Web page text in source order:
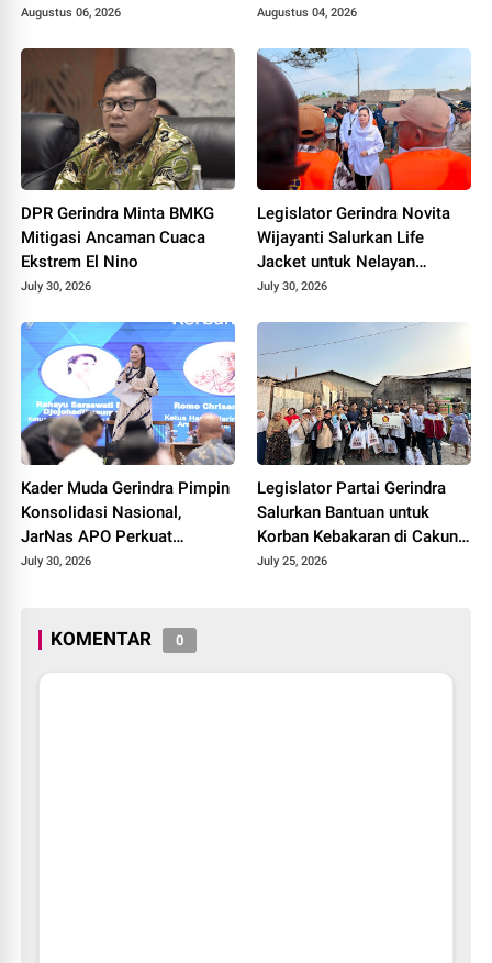
Usaha
Augustus 06, 2026
Prabowo Bikin Petani Makin
Augustus 04, 2026
DPR Gerindra Minta BMKG
Mitigasi Ancaman Cuaca
Ekstrem El Nino
July 30, 2026
Legislator Gerindra Novita
Wijayanti Salurkan Life
Jacket untuk Nelayan
Cilacap, Tegaskan
Harus Jadi Prioritas
July 30, 2026
Kader Muda Gerindra Pimpin
Konsolidasi Nasional,
JarNas APO Perkuat
Perlawanan terhadap Modus
July 30, 2026
Legislator Partai Gerindra
Salurkan Bantuan untuk
Korban Kebakaran di Cakung
Timur, Wujud Kepedulian
July 25, 2026
KOMENTAR 0